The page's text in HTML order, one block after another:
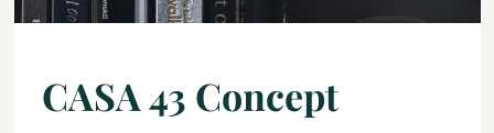
CASA 43 Concept